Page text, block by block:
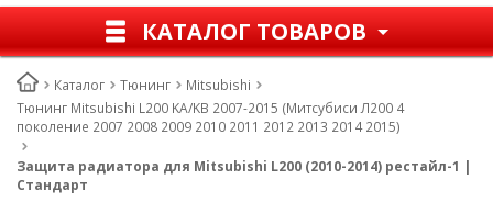
КАТАЛОГ ТОВАРОВ
Каталог Тюнинг
Mitsubishi
Тюнинг Mitsubishi L200 KA/KB 2007-2015 (Митсубиси Л200 4
поколение 2007 2008 2009 2010 2011 2012 2013 2014 2015)
Защита радиатора для Mitsubishi L200 (2010-2014) рестайл-1 |
Стандарт